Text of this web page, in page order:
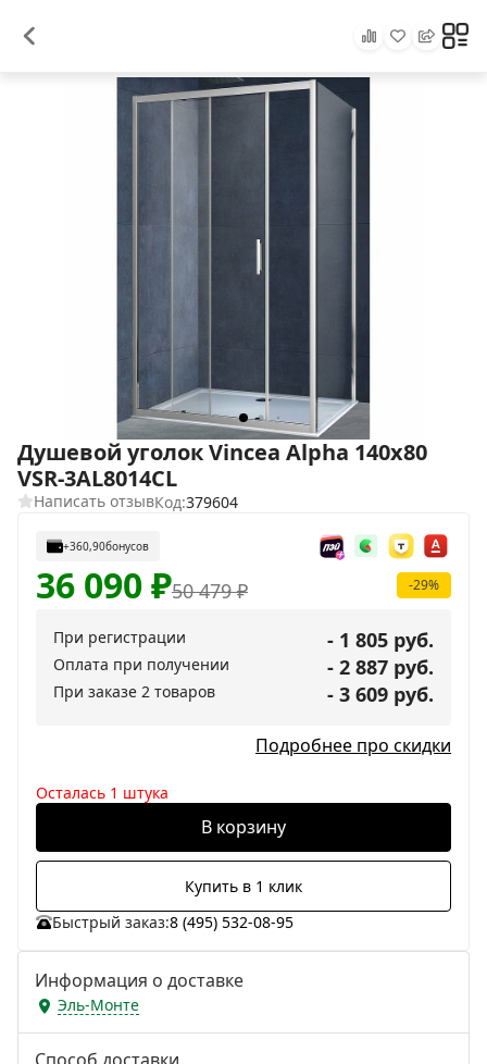
Душевой уголок Vincea Alpha 140x80
VSR-3AL8014CL
Написать отзывКод:379604
+360,90бонусов
50 479₽
36 090₽ -29%
При регистрации - 1 805 руб.
Оплата при получении - 2 887 руб.
При заказе 2 товаров - 3 609 руб.
Подробнее про скидки
Осталась 1 штука
В корзину
Купить в 1 клик
Быстрый заказ:8 (495) 532-08-95
Информация о доставке
Эль-Монте